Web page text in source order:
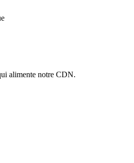
alimente notre CDN.